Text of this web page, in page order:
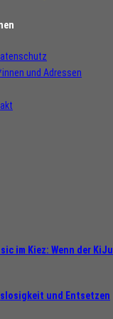
und Adressen
im Kiez: Wenn der
und Entsetzen